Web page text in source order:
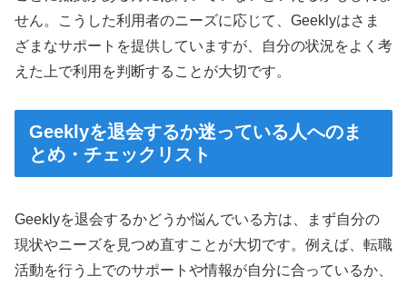
せん。こうした利用者のニーズに応じて、Geeklyはさま
ざまなサポートを提供していますが、自分の状況をよく考
えた上で利用を判断することが大切です。
Geeklyを退会するか迷っている人へのま
とめ・チェックリスト
Geeklyを退会するかどうか悩んでいる方は、まず自分の
現状やニーズを見つめ直すことが大切です。例えば、転職
活動を行う上でのサポートや情報が自分に合っているか、